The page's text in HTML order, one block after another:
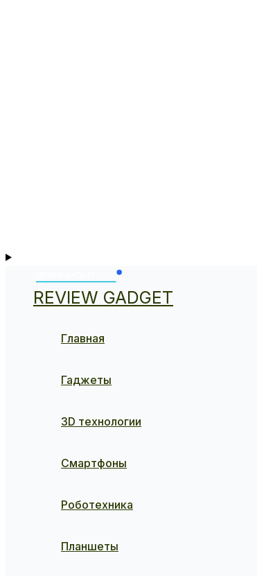
REVIEW GADGET
Главная
Гаджеты
3D технологии
Смартфоны
Роботехника
Планшеты